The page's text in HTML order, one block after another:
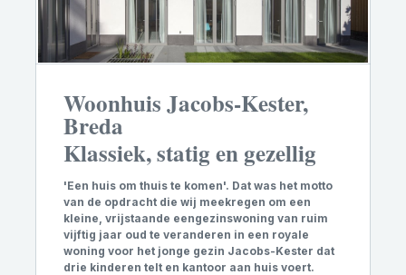
Woonhuis Jacobs-Kester,
Breda
Klassiek, statig en gezellig
'Een huis om thuis te komen'. Dat was het motto
van de opdracht die wij meekregen om een
kleine, vrijstaande eengezinswoning van ruim
vijftig jaar oud te veranderen in een royale
woning voor het jonge gezin Jacobs-Kester dat
drie kinderen telt en kantoor aan huis voert.